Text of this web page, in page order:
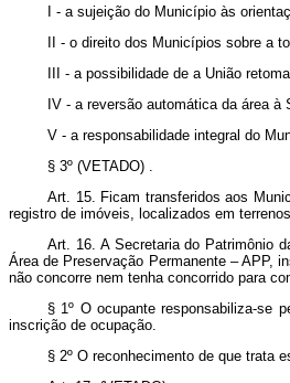
I - a sujeição do Município às
II - o direito dos Municípios sobre a
III - a possibilidade de a União
IV - a reversão automática da área
V - a responsabilidade integral do
§ 3º (VETADO) .
Art. 15. Ficam transferidos aos
registro de imóveis, localizados em
Art. 16. A Secretaria do Patrimônio
Área de Preservação Permanente – APP,
não concorre nem tenha concorrido para
§ 1º O ocupante responsabiliza-se
inscrição de ocupação.
§ 2º O reconhecimento de que trata